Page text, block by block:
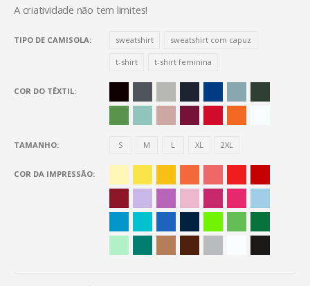
A criatividade não tem limites!
TIPO DE CAMISOLA sweatshirt sweatshirt com capuz
t-shirt t-shirt feminina
COR DO TÊXTIL
TAMANHO S M L XL 2XL
COR DA IMPRESSÃO